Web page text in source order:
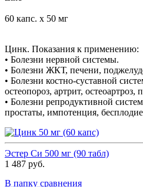
60 капс. х 50 мг
Цинк. Показания к применению:
• Болезни нервной системы.
• Болезни ЖКТ, печени,
• Болезни костно-суставной
остеопороз, артрит, остеоартроз,
• Болезни репродуктивной
простаты, импотенция,
Эстер Си 500 мг (90 табл)
1 487 руб.
В папку сравнения